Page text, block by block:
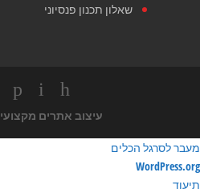
שאלון תכנון פנסיוני
עיצוב אתרים מקצועי
מעבר לסרגל הכלים
אודות
וורדפרס
WordPress.org
תיעוד